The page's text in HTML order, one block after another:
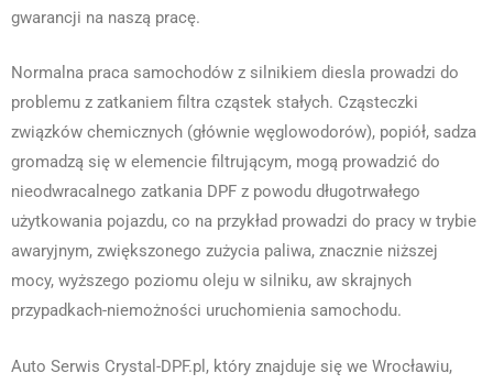
gwarancji na naszą pracę.
Normalna praca samochodów z silnikiem diesla prowadzi do
problemu z zatkaniem filtra cząstek stałych. Cząsteczki
związków chemicznych (głównie węglowodorów), popiół, sadza
gromadzą się w elemencie filtrującym, mogą prowadzić do
nieodwracalnego zatkania DPF z powodu długotrwałego
użytkowania pojazdu, co na przykład prowadzi do pracy w trybie
awaryjnym, zwiększonego zużycia paliwa, znacznie niższej
mocy, wyższego poziomu oleju w silniku, aw skrajnych
przypadkach-niemożności uruchomienia samochodu.
Auto Serwis Crystal-DPF.pl, który znajduje się we Wrocławiu,